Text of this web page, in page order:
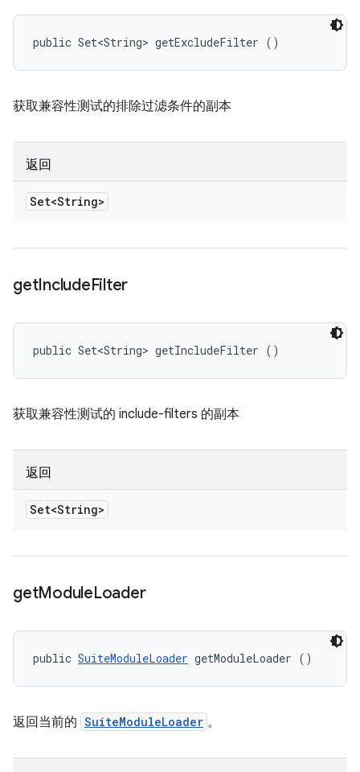
public Set<String> getExcludeFilter ()
获取兼容性测试的排除过滤条件的副本
返回
Set<String>
getIncludeFilter
public Set<String> getIncludeFilter ()
获取兼容性测试的 include-filters 的副本
返回
Set<String>
getModuleLoader
public SuiteModuleLoader getModuleLoader ()
返回当前的 SuiteModuleLoader 。